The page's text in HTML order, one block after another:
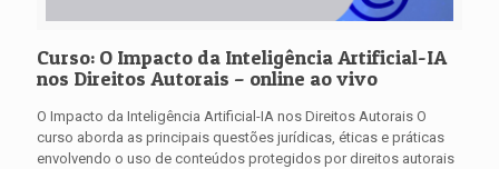
Curso: O Impacto da Inteligência Artificial-IA
nos Direitos Autorais – online ao vivo
O Impacto da Inteligência Artificial-IA nos Direitos Autorais O
curso aborda as principais questões jurídicas, éticas e práticas
envolvendo o uso de conteúdos protegidos por direitos autorais